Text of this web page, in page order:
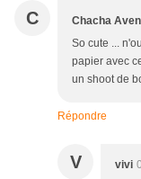
C Chacha
So cute ...
papier avec
un shoot de
Répondre
V vivi